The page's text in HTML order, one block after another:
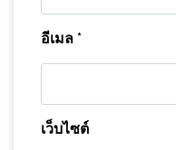
อีเมล *
เว็บไซต์